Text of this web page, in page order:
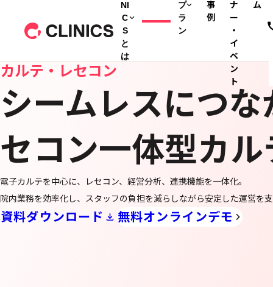
NI
C
S
と
は
プ
ラ
ン
事
例
ナ
ー
・
イ
ベ
ン
ト
ム
カルテ・レセコン
シームレスにつな
セコン一体型カル
電子カルテを中心に、レセコン、経営分析、連携機能を一体化。
院内業務を効率化し、スタッフの負担を減らしながら安定した運営を
資料ダウンロード 無料オンラインデモ